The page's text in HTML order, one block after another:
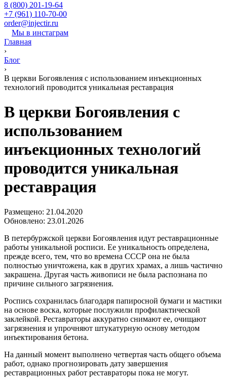
8 (800) 201-19-64
+7 (961) 110-70-00
order@injectir.ru
Мы в инстаграм
Главная
›
Блог
›
В церкви Богоявления с использованием инъекционных
технологий проводится уникальная реставрация
В церкви Богоявления с
использованием
инъекционных технологий
проводится уникальная
реставрация
Размещено: 21.04.2020
Обновлено: 23.01.2026
В петербуржской церкви Богоявления идут реставрационные
работы уникальной росписи. Ее уникальность определена,
прежде всего, тем, что во времена СССР она не была
полностью уничтожена, как в других храмах, а лишь частично
закрашена. Другая часть живописи не была распознана по
причине сильного загрязнения.
Роспись сохранилась благодаря папиросной бумаги и мастики
на основе воска, которые послужили профилактической
заклейкой. Реставраторы аккуратно снимают ее, очищают
загрязнения и упрочняют штукатурную основу методом
инъектирования бетона.
На данный момент выполнено четвертая часть общего объема
работ, однако прогнозировать дату завершения
реставрационных работ реставраторы пока не могут.